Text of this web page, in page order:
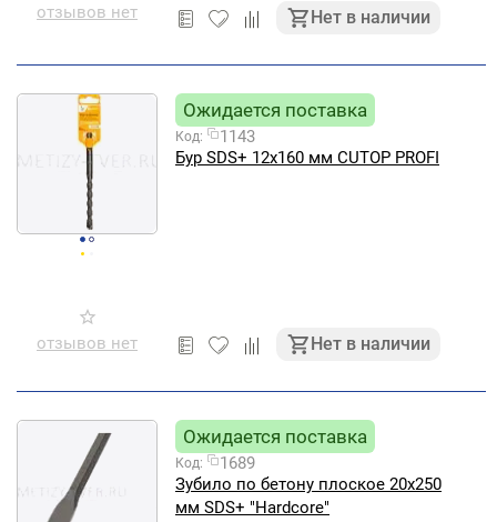
отзывов нет Нет в наличии
отзывов нет
Ожидается поставка
Код:
1143
Бур SDS+ 12х160 мм CUTOP PROFI
Нет в наличии
Ожидается поставка
Код:
1689
Зубило по бетону плоское 20х250
мм SDS+ "Hardcore"